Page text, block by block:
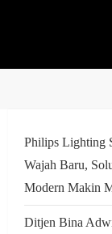
Philips Lighting
Wajah Baru,
Modern Makin
Ditjen Bina